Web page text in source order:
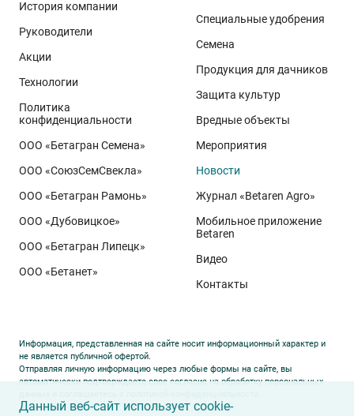
Эти результаты особенно показательны для
условий Приволжского федерального округа. Они
демонстрируют, что потенциал интенсивного сорта
реализуется при грамотном управлении
технологией: сбалансированном минеральном
питании, эффективной защите растений и точном
относится к новому поколению сортов орловского
биотипа озимой пшеницы. Это достижение
департамента селекции и семеноводства «Щёлково
Агрохим». Ей принадлежит рекорд
полученный в Орловской области в 2025 году.
Ермоловка максимально отзывчива на приёмы
интенсификации. Внесена в Государственный реестр
массивный поникающий колос и высокая
озернённость – до50–80
30у традиционных сортов. Именно такая
архитектура растения позволяет эффективно
История компании
Руководители
Акции
Технологии
Политика
конфиденциальности
ООО «Бетагран Семена»
ООО «СоюзСемСвекла»
ООО «Бетагран Рамонь»
ООО «Дубовицкое»
ООО «Бетагран Липецк»
ООО «Бетанет»
Специальные удобрения
Семена
Продукция для дачников
Защита культур
Вредные объекты
Мероприятия
Новости
Журнал «Betaren Agro»
Мобильное приложение
Betaren
Видео
Контакты
Информация, представленная на сайте носит информационный характер и
не является публичной офертой.
Отправляя личную информацию через любые формы на сайте, вы
автоматически подтверждаете свое согласие на обработку персональных
Данный веб-сайт использует cookie-